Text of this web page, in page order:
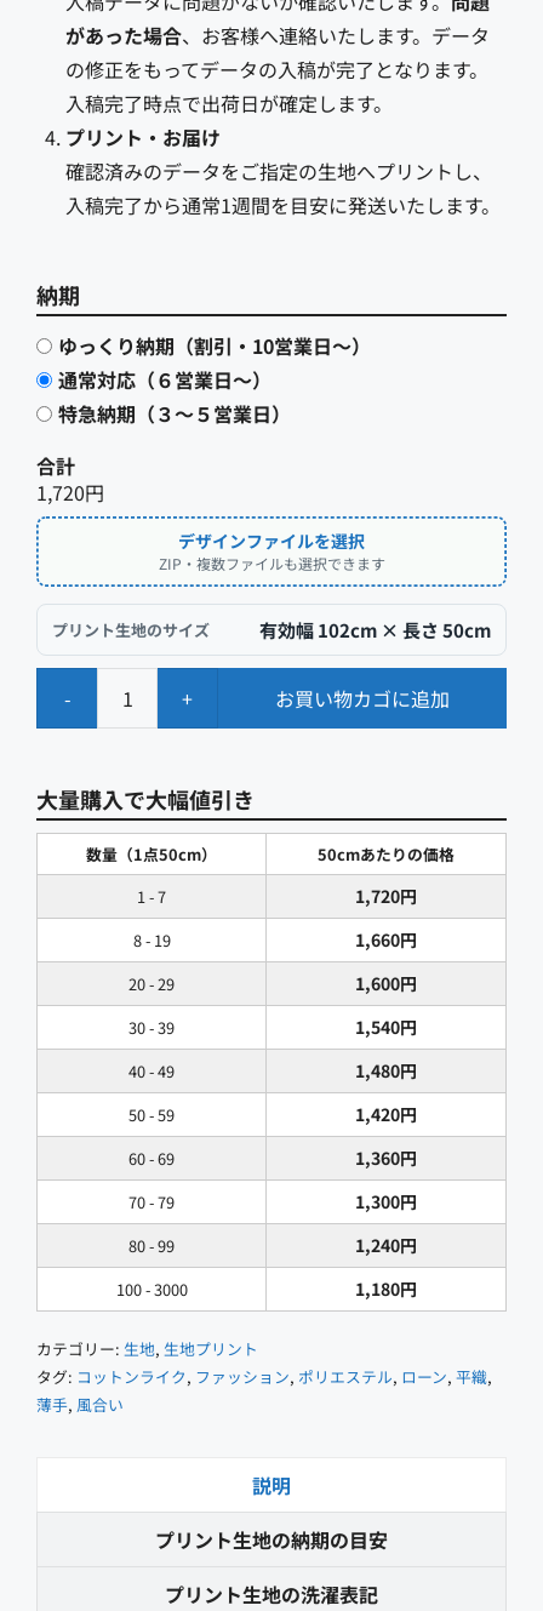
があった場合、お客様へ連絡いたします。データ
の修正をもってデータの入稿が完了となります。
入稿完了時点で出荷日が確定します。
プリント・お届け
確認済みのデータをご指定の生地へプリントし、
入稿完了から通常1週間を目安に発送いたします。
納期
ゆっくり納期（割引・10営業日〜）
通常対応（６営業日〜）
特急納期（３〜５営業日）
合計
1,720円
デザインファイルを選択
ZIP・複数ファイルも選択できます
プリント生地のサイズ 有効幅 102cm × 長さ 50cm
-
[オ
ジ
ナ
刷]
個
+ お買い物カゴに追加
大量購入で大幅値引き
数量（1点50cm）
50cmあたりの価格
1 - 7
1,720円
8 - 19 1,660円
20 - 29 1,600円
30 - 39 1,540円
40 - 49 1,480円
50 - 59 1,420円
60 - 69 1,360円
70 - 79 1,300円
80 - 99 1,240円
100 - 3000 1,180円
カテゴリー: 生地, 生地プリント
タグ: コットンライク, ファッション, ポリエステル, ローン, 平織,
薄手, 風合い
説明
プリント生地の納期の目安
プリント生地の洗濯表記